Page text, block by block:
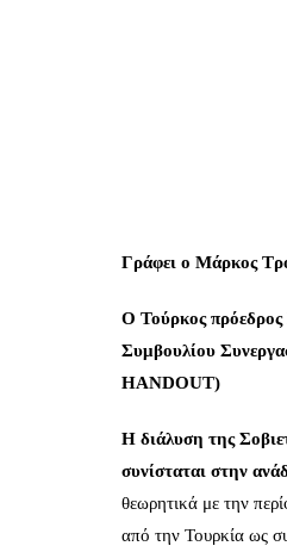
Γράφει ο Μάρκος
Ο Τούρκος πρόεδρος
Συμβουλίου
HANDOUT)
Η διάλυση της
συνίσταται στην
θεωρητικά με την
από την Τουρκία ως